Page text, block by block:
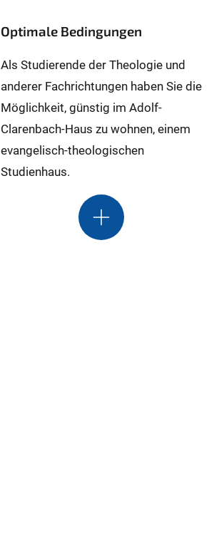
Optimale Bedingungen
Als Studierende der Theologie und
anderer Fachrichtungen haben Sie die
Möglichkeit, günstig im Adolf-
Clarenbach-Haus zu wohnen, einem
evangelisch-theologischen
Studienhaus.